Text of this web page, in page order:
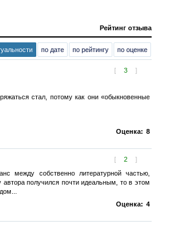
Рейтинг отзыва
по дате по рейтингу по оценке
[ 3 ]
стал, потому как они «обыкновенные
Оценка: 8
[ 2 ]
между собственно литературной частью,
получился почти идеальным, то в этом
Оценка: 4